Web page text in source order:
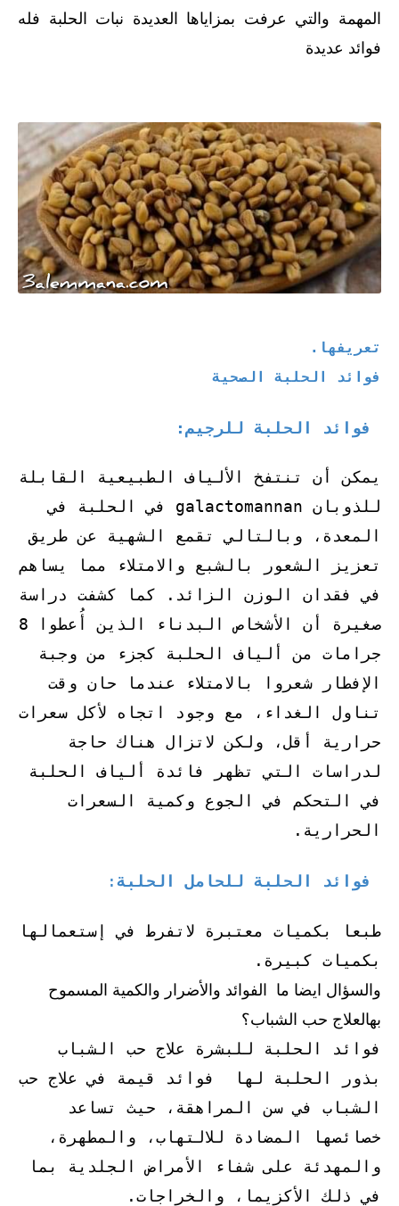
المهمة والتي عرفت بمزاياها العديدة نبات الحلبة فله
فوائد عديدة
تعريفها.
فوائد الحلبة الصحية
فوائد الحلبة للرجيم:
يمكن أن تنتفخ الألياف الطبيعية القابلة
للذوبان galactomannan في الحلبة في
المعدة، وبالتالي تقمع الشهية عن طريق
تعزيز الشعور بالشبع والامتلاء مما يساهم
في فقدان الوزن الزائد. كما كشفت دراسة
صغيرة أن الأشخاص البدناء الذين أُعطوا 8
جرامات من ألياف الحلبة كجزء من وجبة
الإفطار شعروا بالامتلاء عندما حان وقت
تناول الغداء، مع وجود اتجاه لأكل سعرات
حرارية أقل، ولكن لاتزال هناك حاجة
لدراسات التي تظهر فائدة ألياف الحلبة
في التحكم في الجوع وكمية السعرات
الحرارية.
فوائد الحلبة للحامل الحلبة:
طبعا بكميات معتبرة لاتفرط في إستعمالها
بكميات كبيرة.
والسؤال ايضا ما الفوائد والأضرار والكمية المسموح
بهالعلاج حب الشباب؟
فوائد الحلبة للبشرة علاج حب الشباب
بذور الحلبة لها فوائد قيمة في علاج حب
الشباب في سن المراهقة، حيث تساعد
خصائصها المضادة للالتهاب، والمطهرة،
والمهدئة على شفاء الأمراض الجلدية بما
في ذلك الأكزيما، والخراجات.